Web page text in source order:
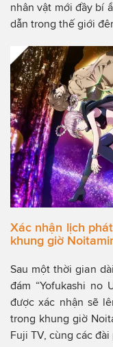
nhân vật mới đầy bí
dẫn trong thế giới
Xác nhận lịch
khung giờ
Sau một thời gian
đám “Yofukashi no
được xác nhận sẽ
trong khung giờ
Fuji TV, cùng các